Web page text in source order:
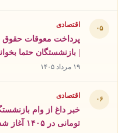
۰۵ اقتصادی
پرداخت معوقات حقوق
| بازنشستگان حتما
۱۹ مرداد ۱۴۰۵
۰۶ اقتصادی
تومانی در ۱۴۰۵ آغاز شد